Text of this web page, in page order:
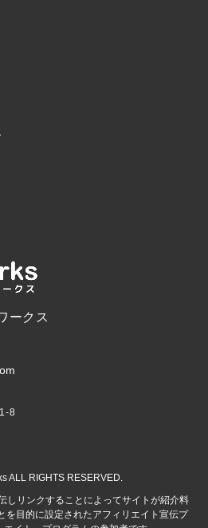
ークス
8
ALL RIGHTS RESERVED.
しリンクすることによってサイトが紹介料
を目的に設定されたアフィリエイト宣伝プ